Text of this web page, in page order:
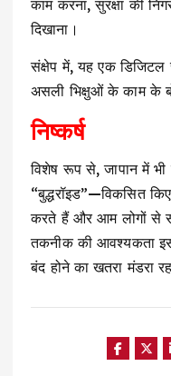
काम करना, सुरक्षा की
दिखाना।
संक्षेप में, यह एक
असली भिक्षुओं के काम के
निष्कर्ष
विशेष रूप से, जापान में
“बुद्धरॉइड”—विकसित किए
करते हैं और आम लोगों से
तकनीक की आवश्यकता
बंद होने का खतरा मंडरा